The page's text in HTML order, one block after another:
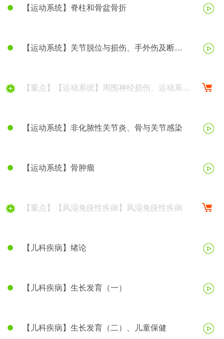
【运动系统】脊柱和骨盆骨折
【运动系统】关节脱位与损伤、手外伤及断
【重点】【运动系统】周围神经损伤、运动系统
【运动系统】非化脓性关节炎、骨与关节感染
【运动系统】骨肿瘤
【重点】【风湿免疫性疾病】风湿免疫性疾病
【儿科疾病】绪论
【儿科疾病】生长发育（一）
【儿科疾病】生长发育（二）、儿童保健